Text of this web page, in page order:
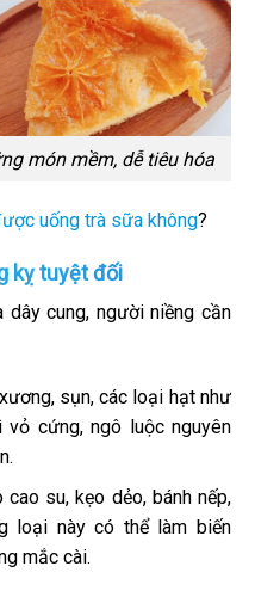
món mềm, dễ tiêu hóa
uống trà sữa không?
kỵ tuyệt đối
dây cung, người niềng cần
sụn, các loại hạt như
vỏ cứng, ngô luộc nguyên
su, kẹo dẻo, bánh nếp,
loại này có thể làm biến
mắc cài.